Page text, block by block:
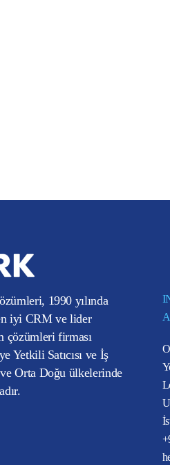
1990 yılında
iyi CRM ve lider
çözümleri firması
Yetkili Satıcısı ve İş
Orta Doğu ülkelerinde